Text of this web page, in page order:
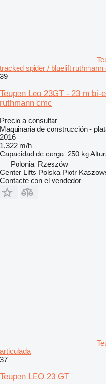
tracked spider / bluelift
39
Teupen Leo 23GT - 23 m
ruthmann cmc
Precio a consultar
Maquinaria de construcción -
2016
1,322 m/h
Capacidad de carga 250 kg
Polonia, Rzeszów
Center Lifts Polska Piotr
Contacte con el vendedor
articulada
37
Teupen LEO 23 GT